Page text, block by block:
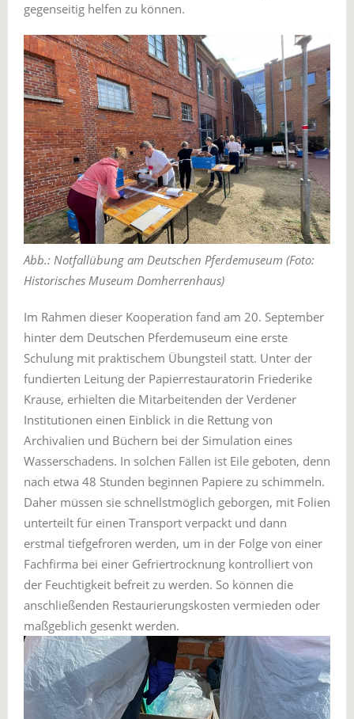
gegenseitig helfen zu können.
Abb.: Notfallübung am Deutschen Pferdemuseum (Foto:
Historisches Museum Domherrenhaus)
Im Rahmen dieser Kooperation fand am 20. September
hinter dem Deutschen Pferdemuseum eine erste
Schulung mit praktischem Übungsteil statt. Unter der
fundierten Leitung der Papierrestauratorin Friederike
Krause, erhielten die Mitarbeitenden der Verdener
Institutionen einen Einblick in die Rettung von
Archivalien und Büchern bei der Simulation eines
Wasserschadens. In solchen Fällen ist Eile geboten, denn
nach etwa 48 Stunden beginnen Papiere zu schimmeln.
Daher müssen sie schnellstmöglich geborgen, mit Folien
unterteilt für einen Transport verpackt und dann
erstmal tiefgefroren werden, um in der Folge von einer
Fachfirma bei einer Gefriertrocknung kontrolliert von
der Feuchtigkeit befreit zu werden. So können die
anschließenden Restaurierungskosten vermieden oder
maßgeblich gesenkt werden.